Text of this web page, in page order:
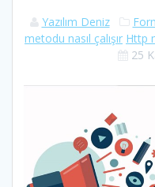
Yazılım Deniz
metodu nasıl çalışır Http
25